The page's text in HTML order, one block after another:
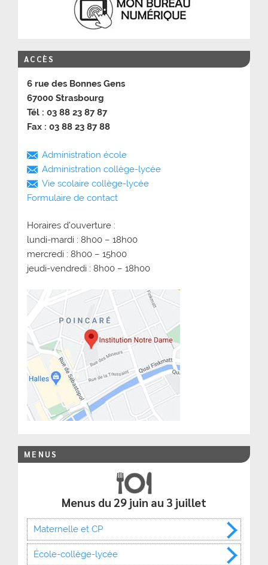
ACCÈS
6 rue des Bonnes Gens
67000 Strasbourg
Tél : 03 88 23 87 87
Fax : 03 88 23 87 88
Administration école
Administration collège-lycée
Vie scolaire collège-lycée
Formulaire de contact
Horaires d’ouverture :
lundi-mardi : 8h00 – 18h00
mercredi : 8h00 – 15h00
jeudi-vendredi : 8h00 – 18h00
MENUS
Menus du 29 juin au 3 juillet
Maternelle et CP
École-collège-lycée